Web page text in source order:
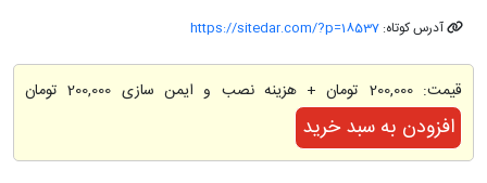
آدرس کوتاه: https://sitedar.com/?p=18537
قیمت:200,000 تومان + هزینه نصب و ایمن سازی 200,000 تومان
افزودن به سبد خرید